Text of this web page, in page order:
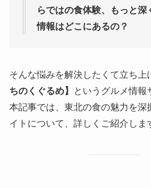
らではの食体験、もっと深
情報はどこにあるの？
そんな悩みを解決したくて立ち上
ちのくぐるめ】
というグルメ情報
本記事では、東北の食の魅力を深
イトについて、詳しくご紹介しま